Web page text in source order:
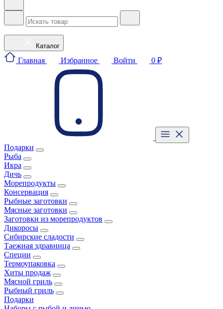
Каталог
Главная Избранное Войти 0 ₽
Подарки
Рыба
Икра
Дичь
Морепродукты
Консервация
Рыбные заготовки
Мясные заготовки
Заготовки из морепродуктов
Дикоросы
Сибирские сладости
Таежная здравница
Специи
Термоупаковка
Хиты продаж
Мясной гриль
Рыбный гриль
Подарки